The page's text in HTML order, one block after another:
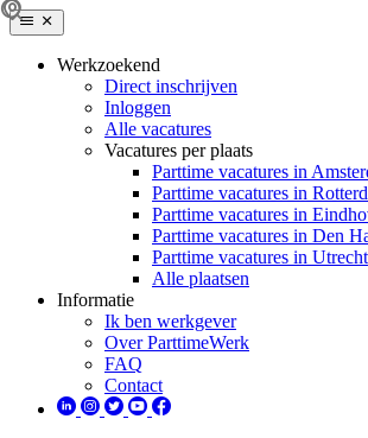
Werkzoekend
Direct inschrijven
Inloggen
Alle vacatures
Vacatures per plaats
Parttime vacatures in
Parttime vacatures in
Parttime vacatures in
Parttime vacatures in Den
Parttime vacatures in Utrecht
Alle plaatsen
Informatie
Ik ben werkgever
Over ParttimeWerk
FAQ
Contact